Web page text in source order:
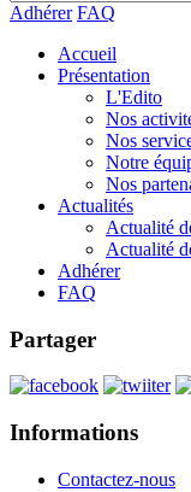
Adhérer FAQ
Accueil
Présentation
L'Edito
Nos
Nos
Notre
Nos
Actualités
Actualité
Actualité
Adhérer
FAQ
Partager
Informations
Contactez-nous